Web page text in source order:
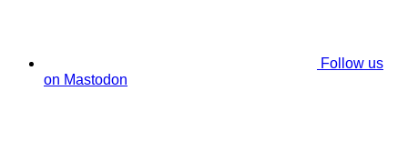
Follow us
on Mastodon